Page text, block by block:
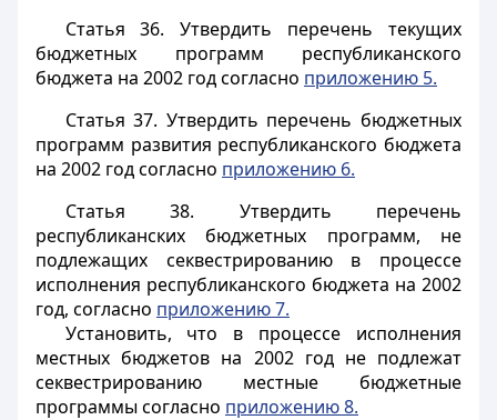
Статья 36. Утвердить перечень текущих
бюджетных программ республиканского
бюджета на 2002 год согласно приложению 5.
Статья 37. Утвердить перечень бюджетных
программ развития республиканского бюджета
на 2002 год согласно приложению 6.
Статья 38. Утвердить перечень
республиканских бюджетных программ, не
подлежащих секвестрированию в процессе
исполнения республиканского бюджета на 2002
год, согласно приложению 7.
Установить, что в процессе исполнения
местных бюджетов на 2002 год не подлежат
секвестрированию местные бюджетные
программы согласно приложению 8.